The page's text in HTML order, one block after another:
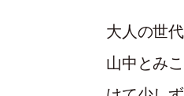
大人の世
山中とみ